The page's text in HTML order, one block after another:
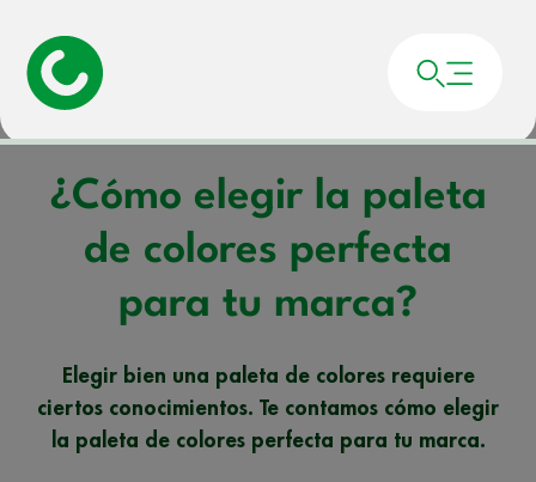
Portada»
¿Cómo elegir la paleta
de colores perfecta
para tu marca?
Elegir bien una paleta de colores requiere
ciertos conocimientos. Te contamos cómo elegir
la paleta de colores perfecta para tu marca.